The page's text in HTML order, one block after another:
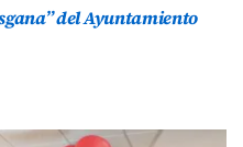
del Ayuntamiento